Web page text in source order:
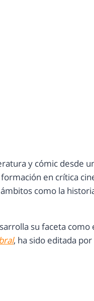
y cómic desde
en crítica
como la
su faceta como
, ha sido editada